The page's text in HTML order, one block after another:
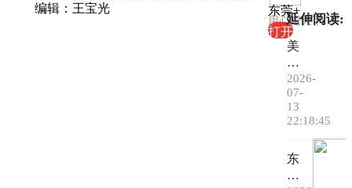
编辑：王宝光
东莞+
用心报天下
打开
延伸阅读:
美
丽
中
国
行
丨
海
三
2026-
07-
13
22:18:45
东
莞